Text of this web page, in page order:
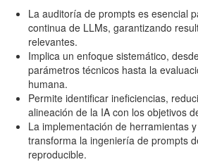
La auditoría de prompts es esencial
continua de LLMs, garantizando
relevantes.
Implica un enfoque sistemático,
parámetros técnicos hasta la
humana.
Permite identificar ineficiencias,
alineación de la IA con los objetivos
La implementación de herramientas
transforma la ingeniería de prompts
reproducible.